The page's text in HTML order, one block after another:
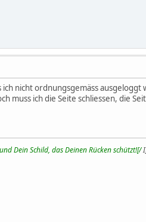
nicht ordnungsgemäss
muss ich die Seite schliessen, die
Dein Schild, das Deinen Rücken schützt![/